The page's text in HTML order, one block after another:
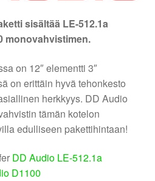
sisältää LE-512.1a
monovahvistimen.
on 12″ elementti 3″
on erittäin hyvä tehonkesto
herkkyys. DD Audio
tämän kotelon
edulliseen pakettihintaan!
DD Audio LE-512.1a
D1100